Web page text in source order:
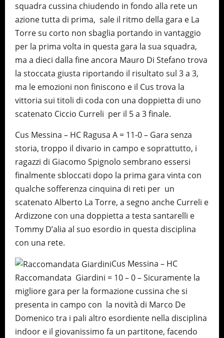
squadra cussina chiudendo in fondo alla rete un
azione tutta di prima, sale il ritmo della gara e La
Torre su corto non sbaglia portando in vantaggio
per la prima volta in questa gara la sua squadra,
ma a dieci dalla fine ancora Mauro Di Stefano trova
la stoccata giusta riportando il risultato sul 3 a 3,
ma le emozioni non finiscono e il Cus trova la
vittoria sui titoli di coda con una doppietta di uno
scatenato Ciccio Curreli per il 5 a 3 finale.
Cus Messina – HC Ragusa A = 11-0 – Gara senza
storia, troppo il divario in campo e soprattutto, i
ragazzi di Giacomo Spignolo sembrano essersi
finalmente sbloccati dopo la prima gara vinta con
qualche sofferenza cinquina di reti per un
scatenato Alberto La Torre, a segno anche Curreli e
Ardizzone con una doppietta a testa santarelli e
Tommy D’alia al suo esordio in questa disciplina
con una rete.
Cus Messina – HC
Raccomandata Giardini = 10 – 0 – Sicuramente la
migliore gara per la formazione cussina che si
presenta in campo con la novità di Marco De
Domenico tra i pali altro esordiente nella disciplina
indoor e il giovanissimo fa un partitone, facendo